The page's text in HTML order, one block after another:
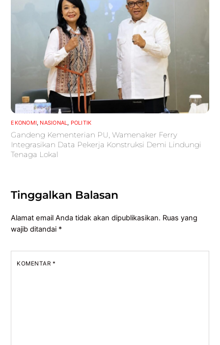
EKONOMI, NASIONAL, POLITIK
Gandeng Kementerian PU, Wamenaker Ferry
Integrasikan Data Pekerja Konstruksi Demi Lindungi
Tenaga Lokal
Tinggalkan Balasan
Alamat email Anda tidak akan dipublikasikan. Ruas yang
wajib ditandai *
KOMENTAR *